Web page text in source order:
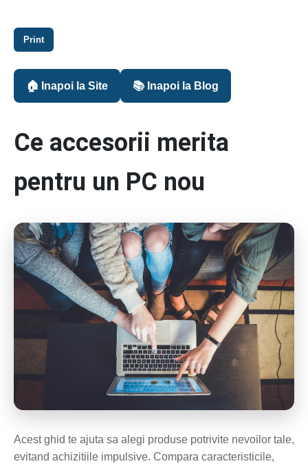
Print
🏠 Inapoi la Site 📚 Inapoi la Blog
Ce accesorii merita
pentru un PC nou
Acest ghid te ajuta sa alegi produse potrivite nevoilor tale,
evitand achizitiile impulsive. Compara caracteristicile,